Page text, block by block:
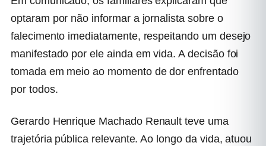
optaram por não informar a jornalista sobre o
falecimento imediatamente, respeitando um desejo
manifestado por ele ainda em vida. A decisão foi
tomada em meio ao momento de dor enfrentado
por todos.
Gerardo Henrique Machado Renault teve uma
trajetória pública relevante. Ao longo da vida, atuou